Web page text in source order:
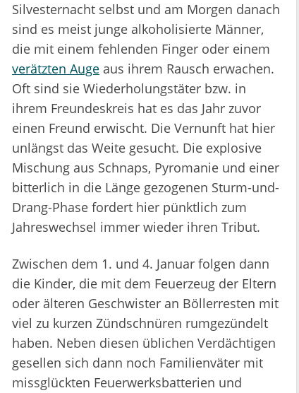
Silvesternacht selbst und am Morgen danach
sind es meist junge alkoholisierte Männer,
die mit einem fehlenden Finger oder einem
verätzten Auge aus ihrem Rausch erwachen.
Oft sind sie Wiederholungstäter bzw. in
ihrem Freundeskreis hat es das Jahr zuvor
einen Freund erwischt. Die Vernunft hat hier
unlängst das Weite gesucht. Die explosive
Mischung aus Schnaps, Pyromanie und einer
bitterlich in die Länge gezogenen Sturm-und-
Drang-Phase fordert hier pünktlich zum
Jahreswechsel immer wieder ihren Tribut.
Zwischen dem 1. und 4. Januar folgen dann
die Kinder, die mit dem Feuerzeug der Eltern
oder älteren Geschwister an Böllerresten mit
viel zu kurzen Zündschnüren rumgezündelt
haben. Neben diesen üblichen Verdächtigen
gesellen sich dann noch Familienväter mit
missglückten Feuerwerksbatterien und